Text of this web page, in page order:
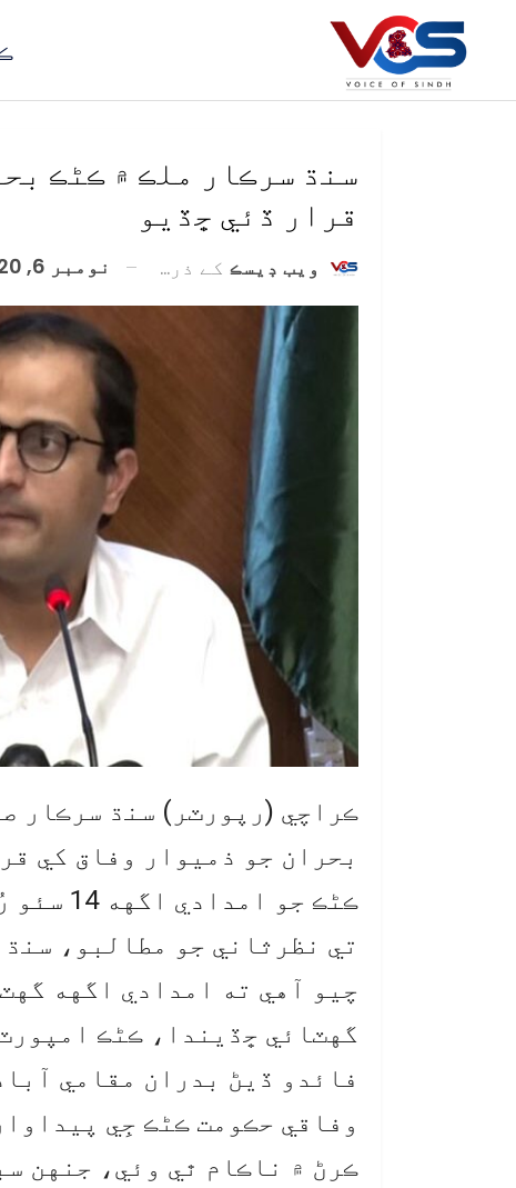
سنڌ سرڪار ملڪ ۾ ڪڻڪ
قرار ڏئي ڇڏيو
ويب ڊيسڪ کے ذریعہ نومبر 6, 2020
ڪراچي (رپورٽر) سنڌ سرڪار
بحران جو ذميوار وفاق کي
ڪڻڪ جو
تي نظرثاني جو مطالبو،
چيو آهي ته امدادي اگهه
گهٽائي ڇڏيندا، ڪڻڪ
فائدو ڏيڻ بدران مقامي
وفاقي حڪومت ڪڻڪ جِي
ڪرڻ ۾ ناڪام ٿي وئي، جنهن